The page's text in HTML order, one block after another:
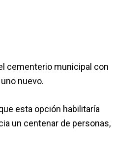
cementerio municipal con
nuevo.
esta opción habilitaría
un centenar de personas,